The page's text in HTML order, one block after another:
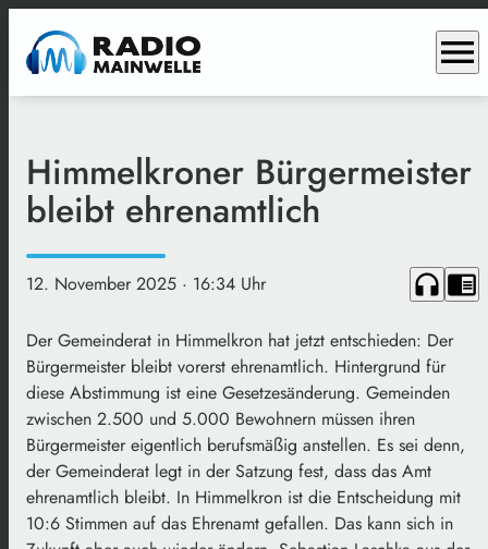
menu
Himmelkroner Bürgermeister
bleibt ehrenamtlich
12. November 2025 · 16:34 Uhr headphones chrome_reader_mode
Der Gemeinderat in Himmelkron hat jetzt entschieden: Der
Bürgermeister bleibt vorerst ehrenamtlich. Hintergrund für
diese Abstimmung ist eine Gesetzesänderung. Gemeinden
zwischen 2.500 und 5.000 Bewohnern müssen ihren
Bürgermeister eigentlich berufsmäßig anstellen. Es sei denn,
der Gemeinderat legt in der Satzung fest, dass das Amt
ehrenamtlich bleibt. In Himmelkron ist die Entscheidung mit
10:6 Stimmen auf das Ehrenamt gefallen. Das kann sich in